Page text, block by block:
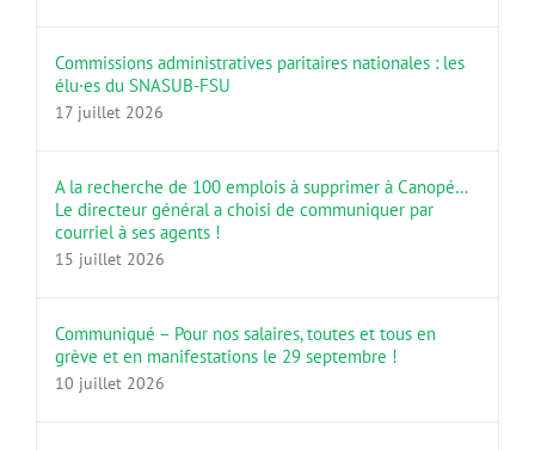
Commissions administratives paritaires nationales : les
élu·es du SNASUB-FSU
17 juillet 2026
A la recherche de 100 emplois à supprimer à Canopé…
Le directeur général a choisi de communiquer par
courriel à ses agents !
15 juillet 2026
Communiqué – Pour nos salaires, toutes et tous en
grève et en manifestations le 29 septembre !
10 juillet 2026